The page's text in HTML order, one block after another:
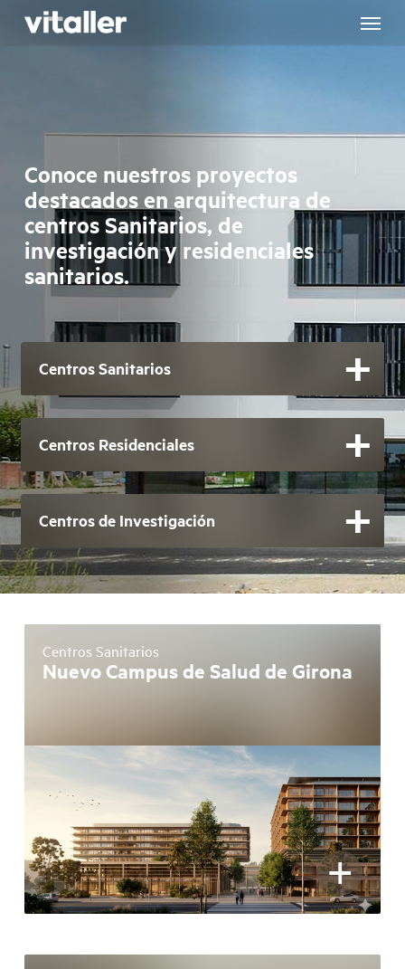
Conoce nuestros proyectos
destacados en arquitectura de
centros Sanitarios, de
investigación y residenciales
sanitarios.
Centros Sanitarios
Centros Residenciales
Centros de Investigación
Centros Sanitarios
Nuevo Campus de Salud de Girona
+